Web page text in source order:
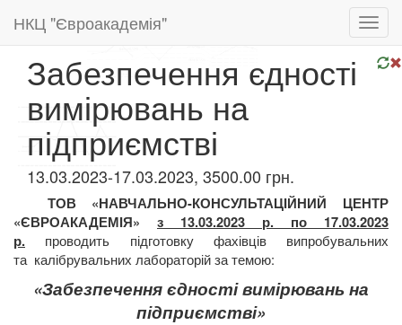
НКЦ "Євроакадемія"
Забезпечення єдності
вимірювань на
підприємстві
13.03.2023-17.03.2023, 3500.00 грн.
ТОВ «НАВЧАЛЬНО-КОНСУЛЬТАЦІЙНИЙ ЦЕНТР
«ЄВРОАКАДЕМІЯ» з 13.03.2023 р. по 17.03.2023
р.
проводить підготовку фахівців випробувальних
та калібрувальних лабораторій за темою:
«Забезпечення єдності вимірювань на
підприємстві»